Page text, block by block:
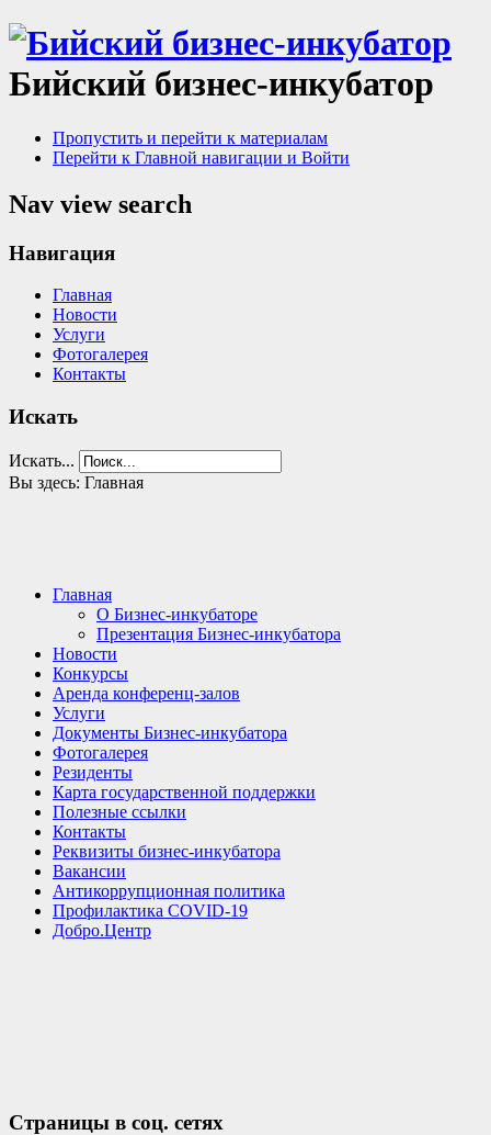
Бийский бизнес-инкубатор
Пропустить и перейти к материалам
Перейти к Главной навигации и Войти
Nav view search
Навигация
Главная
Новости
Услуги
Фотогалерея
Контакты
Искать
Искать...
Вы здесь: Главная
Главная
О Бизнес-инкубаторе
Презентация Бизнес-инкубатора
Новости
Конкурсы
Аренда конференц-залов
Услуги
Документы Бизнес-инкубатора
Фотогалерея
Резиденты
Карта государственной поддержки
Полезные ссылки
Контакты
Реквизиты бизнес-инкубатора
Вакансии
Антикоррупционная политика
Профилактика COVID-19
Добро.Центр
Страницы в соц. сетях